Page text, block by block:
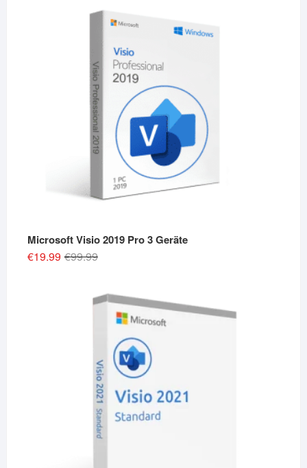
Microsoft Visio 2019 Pro 3 Geräte
€99.99Original
€99.99.
€19.99
Current
€19.99.